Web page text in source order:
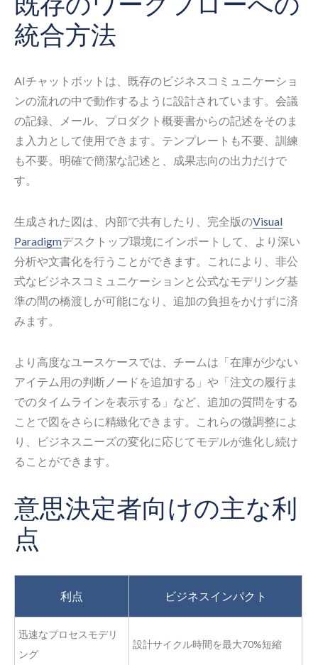
統合方法
AIチャットボットは、既存のビジネスコミュニケーショ
ンの流れの中で動作するように設計されています。会議
の記録、メール、プロダクト概要書からの記述をそのま
ま入力として使用できます。テンプレートも不要、訓練
も不要。明確で簡潔な記述と、成果志向の出力だけで
す。
生成された図は、内部で共有したり、完全版のVisual
Paradigmデスクトップ環境にインポートして、より深い
分析や文書化を行うことができます。これにより、非公
式なビジネスコミュニケーションと公式なモデリング基
準の間の橋渡しが可能になり、追加の負担をかけずに済
みます。
より高度なユースケースでは、チームは「在庫が少ない
アイテム用の判断ノードを追加する」や「注文の履行ま
でのタイムラインを表示する」など、追加の質問をする
ことで図をさらに精緻化できます。これらの微調整によ
り、ビジネスニーズの変化に応じてモデルが進化し続け
ることができます。
意思決定者向けの主な利
点
利点 ビジネスインパクト
迅速なプロセスモデリ
ング
設計サイクル時間を最大70%短縮